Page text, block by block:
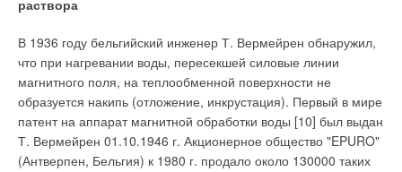
раствора
В 1936 году бельгийский инженер Т. Вермейрен обнаружил,
что при нагревании воды, пересекшей силовые линии
магнитного поля, на теплообменной поверхности не
образуется накипь (отложение, инкрустация). Первый в мире
патент на аппарат магнитной обработки воды [10] был выдан
Т. Вермейрен 01.10.1946 г. Акционерное общество "EPURO"
(Антверпен, Бельгия) к 1980 г. продало около 130000 таких